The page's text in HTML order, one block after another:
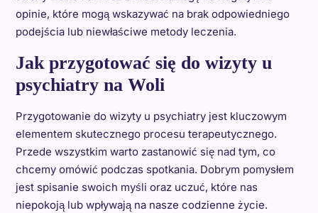
opinie, które mogą wskazywać na brak odpowiedniego
podejścia lub niewłaściwe metody leczenia.
Jak przygotować się do wizyty u
psychiatry na Woli
Przygotowanie do wizyty u psychiatry jest kluczowym
elementem skutecznego procesu terapeutycznego.
Przede wszystkim warto zastanowić się nad tym, co
chcemy omówić podczas spotkania. Dobrym pomysłem
jest spisanie swoich myśli oraz uczuć, które nas
niepokoją lub wpływają na nasze codzienne życie.